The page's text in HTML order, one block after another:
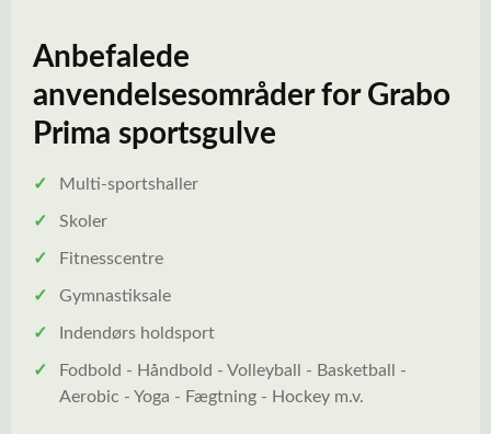
Anbefalede
anvendelsesområder for Grabo
Prima sportsgulve
✓ Multi-sportshaller
✓ Skoler
✓ Fitnesscentre
✓ Gymnastiksale
✓ Indendørs holdsport
✓
Fodbold - Håndbold - Volleyball - Basketball -
Aerobic - Yoga - Fægtning - Hockey m.v.